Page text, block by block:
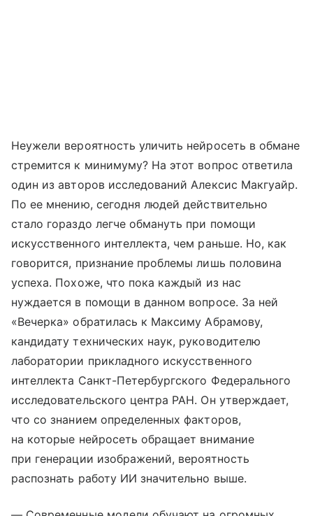
Неужели вероятность уличить нейросеть в обмане
стремится к минимуму? На этот вопрос ответила
один из авторов исследований Алексис Макгуайр.
По ее мнению, сегодня людей действительно
стало гораздо легче обмануть при помощи
искусственного интеллекта, чем раньше. Но, как
говорится, признание проблемы лишь половина
успеха. Похоже, что пока каждый из нас
нуждается в помощи в данном вопросе. За ней
«Вечерка» обратилась к Максиму Абрамову,
кандидату технических наук, руководителю
лаборатории прикладного искусственного
интеллекта Санкт-Петербургского Федерального
исследовательского центра РАН. Он утверждает,
что со знанием определенных факторов,
на которые нейросеть обращает внимание
при генерации изображений, вероятность
распознать работу ИИ значительно выше.